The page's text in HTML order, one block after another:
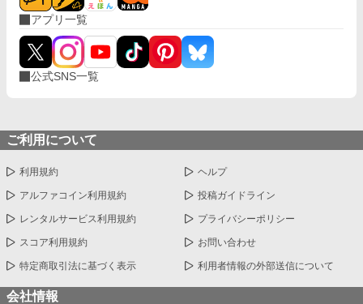
アプリ一覧
公式SNS一覧
ご利用について
利用規約 ヘルプ
アルファコイン利用規約 投稿ガイドライン
レンタルサービス利用規約 プライバシーポリシー
スコア利用規約 お問い合わせ
特定商取引法に基づく表示 利用者情報の外部送信について
会社情報